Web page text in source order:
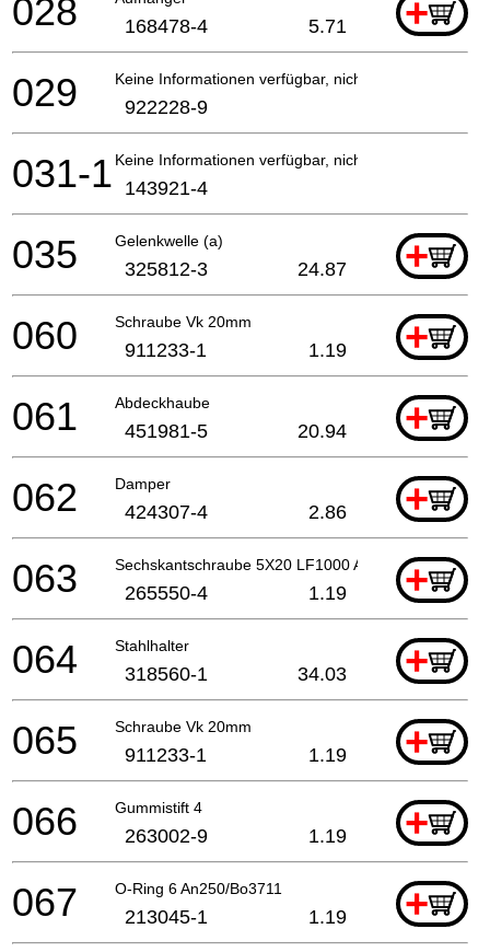
+
028 168478-4 5.71
Keine Informationen verfügbar, nicht bestellbar
029 922228-9
Keine Informationen verfügbar, nicht bestellbar
031-1 143921-4
Gelenkwelle (a) +
035 325812-3 24.87
Schraube Vk 20mm +
060 911233-1 1.19
Abdeckhaube +
061 451981-5 20.94
Damper +
062 424307-4 2.86
Sechskantschraube 5X20 LF1000 A +
063 265550-4 1.19
Stahlhalter +
064 318560-1 34.03
Schraube Vk 20mm +
065 911233-1 1.19
Gummistift 4 +
066 263002-9 1.19
O-Ring 6 An250/Bo3711 +
067 213045-1 1.19